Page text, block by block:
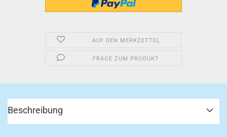
AUF DEN MERKZETTEL
FRAGE ZUM PRODUKT
Beschreibung